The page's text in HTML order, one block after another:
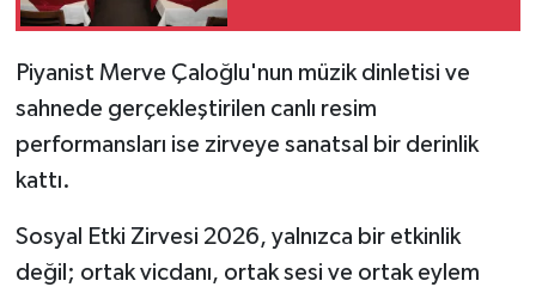
Piyanist Merve Çaloğlu'nun müzik dinletisi ve
sahnede gerçekleştirilen canlı resim
performansları ise zirveye sanatsal bir derinlik
kattı.
Sosyal Etki Zirvesi 2026, yalnızca bir etkinlik
değil; ortak vicdanı, ortak sesi ve ortak eylem